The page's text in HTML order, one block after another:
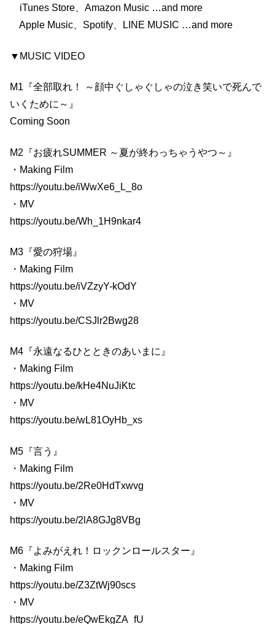
iTunes Store、Amazon Music …and more
Apple Music、Spotify、LINE MUSIC …and more
▼MUSIC VIDEO
M1『全部取れ！ ～顔中ぐしゃぐしゃの泣き笑いで死んで
いくために～』
Coming Soon
M2『お疲れSUMMER ～夏が終わっちゃうやつ～』
・Making Film
https://youtu.be/iWwXe6_L_8o
・MV
https://youtu.be/Wh_1H9nkar4
M3『愛の狩場』
・Making Film
https://youtu.be/iVZzyY-kOdY
・MV
https://youtu.be/CSJlr2Bwg28
M4『永遠なるひとときのあいまに』
・Making Film
https://youtu.be/kHe4NuJiKtc
・MV
https://youtu.be/wL81OyHb_xs
M5『言う』
・Making Film
https://youtu.be/2Re0HdTxwvg
・MV
https://youtu.be/2lA8GJg8VBg
M6『よみがえれ！ロックンロールスター』
・Making Film
https://youtu.be/Z3ZtWj90scs
・MV
https://youtu.be/eQwEkgZA_fU